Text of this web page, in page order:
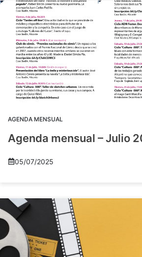
AGENDA MENSUAL
Agenda mensual – Julio
05/07/2025